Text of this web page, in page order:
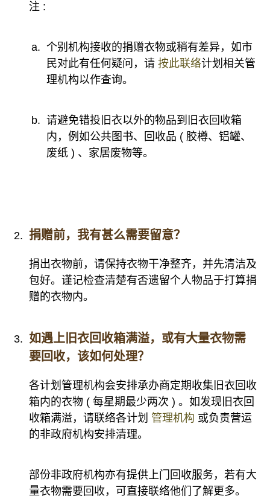
注 :
个别机构接收的捐赠衣物或稍有差异，如市
民对此有任何疑问，请 按此联络计划相关管
理机构以作查询。
请避免错投旧衣以外的物品到旧衣回收箱
内，例如公共图书、回收品 ( 胶樽、铝罐、
废纸 ) 、家居废物等。
捐赠前，我有甚么需要留意？
捐出衣物前，请保持衣物干净整齐，并先清洁及
包好。谨记检查清楚有否遗留个人物品于打算捐
赠的衣物内。
如遇上旧衣回收箱满溢，或有大量衣物需
要回收，该如何处理？
各计划管理机构会安排承办商定期收集旧衣回收
箱内的衣物 ( 每星期最少两次 ) 。如发现旧衣回
收箱满溢，请联络各计划 管理机构 或负责营运
的非政府机构安排清理。
部份非政府机构亦有提供上门回收服务，若有大
量衣物需要回收，可直接联络他们了解更多。